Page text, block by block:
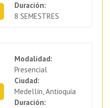
Duración:
8 SEMESTRES
Modalidad:
Presencial
Ciudad:
Medellín, Antioquia
Duración: